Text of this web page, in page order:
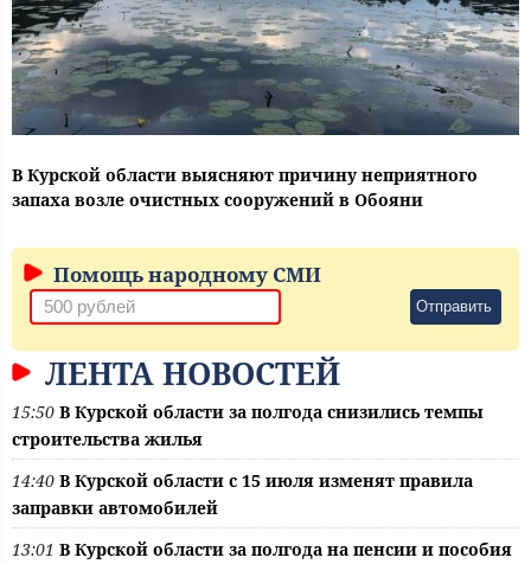
В Курской области выясняют причину неприятного
запаха возле очистных сооружений в Обояни
Помощь народному СМИ
Отправить
ЛЕНТА НОВОСТЕЙ
15:50 В Курской области за полгода снизились темпы
строительства жилья
14:40 В Курской области с 15 июля изменят правила
заправки автомобилей
13:01 В Курской области за полгода на пенсии и пособия